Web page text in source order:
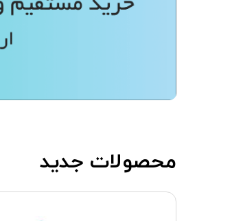
محصولات جدید